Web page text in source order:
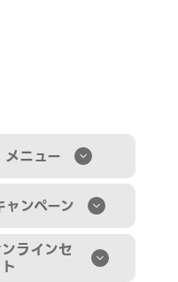
メニュー
ャンペーン
ラインセ